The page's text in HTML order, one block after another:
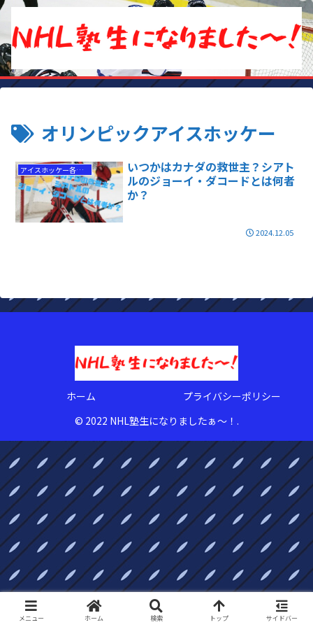
オリンピックアイスホッケー
アイスホッケー各国代表情報
いつかはカナダの救世主？シアト
ルのジョーイ・ダコードとは何者
か？
2024.12.05
ホーム
プライバシーポリシー
© 2022 NHL塾生になりましたぁ〜！.
メニュー ホーム 検索 トップ サイドバー